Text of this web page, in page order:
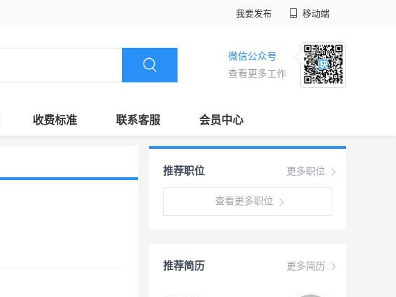
我要发布 移动端
微信公众号
查看更多工作
收费标准 联系客服 会员中心
更多职位
推荐职位
查看更多职位
更多简历
推荐简历